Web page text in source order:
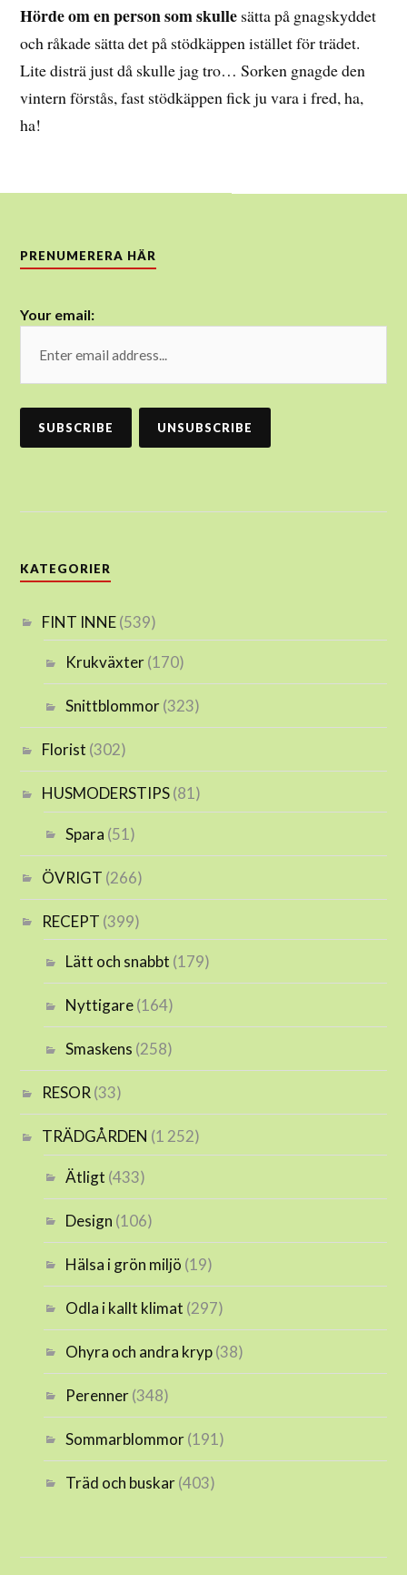
Hörde om en person som skulle sätta på gnagskyddet
och råkade sätta det på stödkäppen istället för trädet.
Lite disträ just då skulle jag tro… Sorken gnagde den
vintern förstås, fast stödkäppen fick ju vara i fred, ha,
ha!
PRENUMERERA HÄR
Your email:
KATEGORIER
FINT INNE(539)
Krukväxter(170)
Snittblommor(323)
Florist (302)
HUSMODERSTIPS(81)
Spara (51)
ÖVRIGT (266)
RECEPT (399)
Lätt och snabbt (179)
Nyttigare(164)
Smaskens (258)
RESOR(33)
TRÄDGÅRDEN (1 252)
Ätligt (433)
Design (106)
Hälsa i grön miljö (19)
Odla i kallt klimat (297)
Ohyra och andra kryp(38)
Perenner(348)
Sommarblommor(191)
Träd och buskar(403)